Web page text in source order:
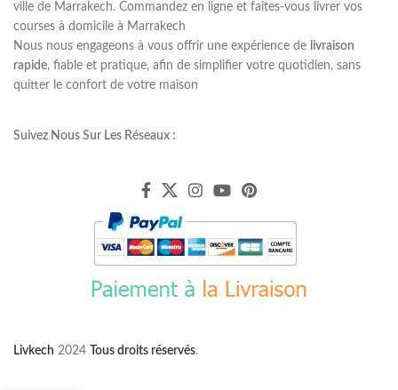
ville de Marrakech. Commandez en ligne et faites-vous livrer vos
courses à domicile à Marrakech
Nous nous engageons à vous offrir une expérience de livraison
rapide, fiable et pratique, afin de simplifier votre quotidien, sans
quitter le confort de votre maison
Suivez Nous Sur Les Réseaux :
Livkech 2024 Tous droits réservés.